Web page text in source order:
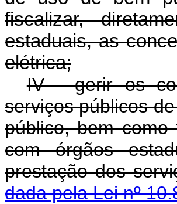
fiscalizar,
estaduais, as
elétrica;
IV - gerir os
serviços públicos
público, bem como
com órgãos
prestação dos
dada pela Lei nº